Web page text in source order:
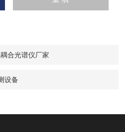
合光谱仪厂家
设备